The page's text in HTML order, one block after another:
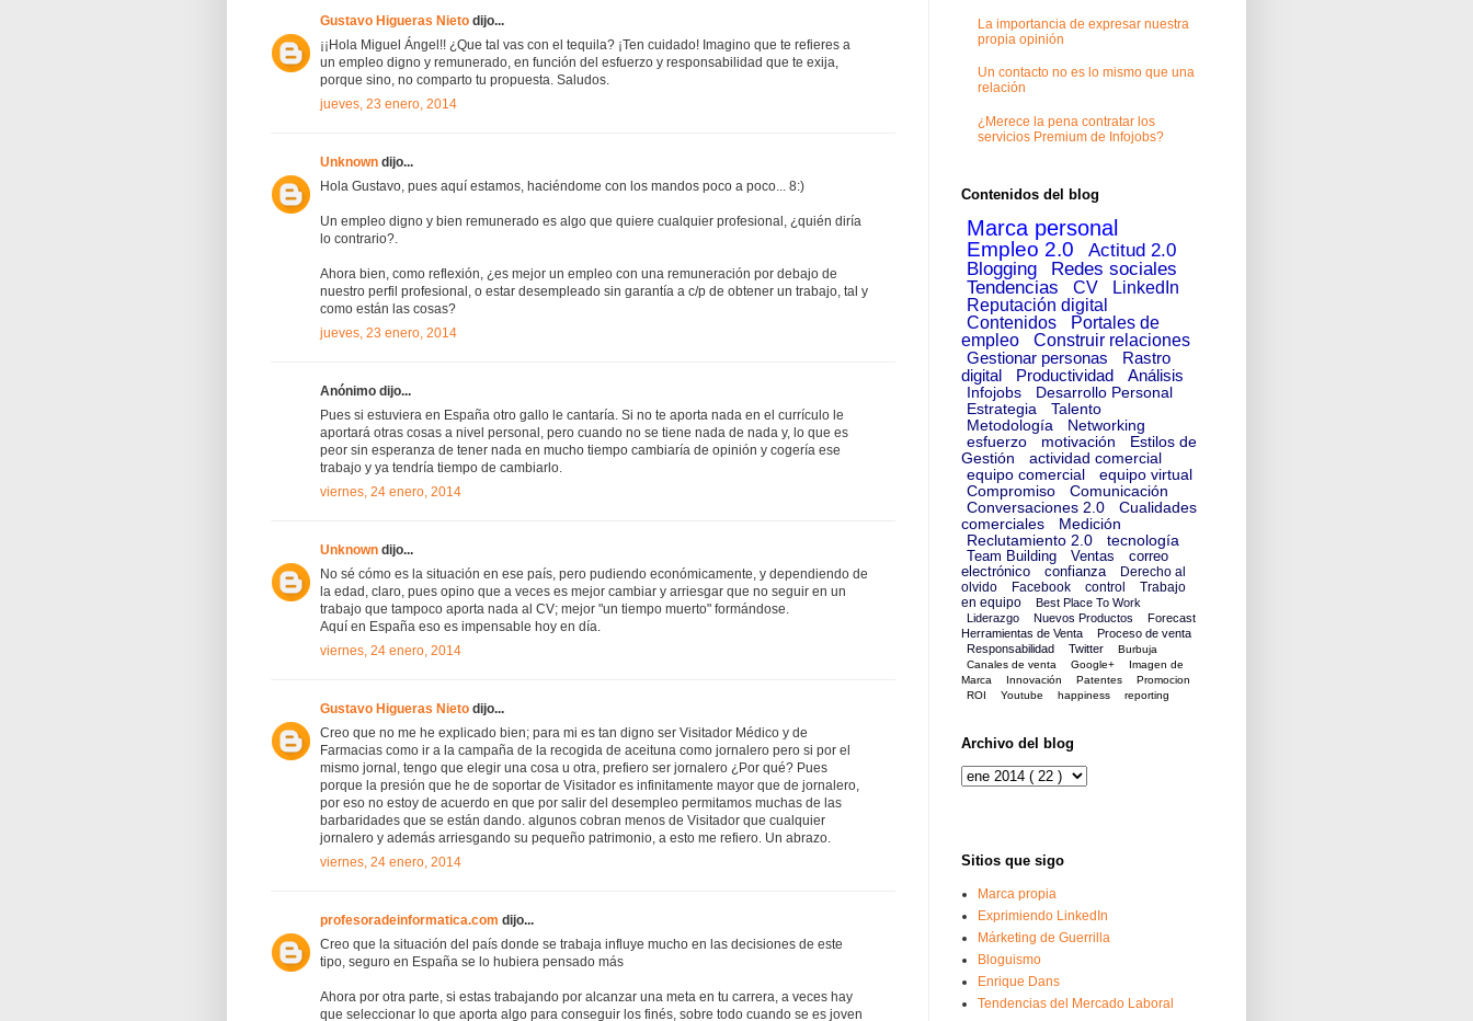
Gustavo Higueras Nieto dijo...
¡¡Hola Miguel Ángel!! ¿Que tal vas con el tequila? ¡Ten cuidado! Imagino que te refieres a
un empleo digno y remunerado, en función del esfuerzo y responsabilidad que te exija,
porque sino, no comparto tu propuesta. Saludos.
jueves, 23 enero, 2014
Unknown dijo...
Hola Gustavo, pues aquí estamos, haciéndome con los mandos poco a poco... 8:)
Un empleo digno y bien remunerado es algo que quiere cualquier profesional, ¿quién diría
lo contrario?.
Ahora bien, como reflexión, ¿es mejor un empleo con una remuneración por debajo de
nuestro perfil profesional, o estar desempleado sin garantía a c/p de obtener un trabajo, tal y
como están las cosas?
jueves, 23 enero, 2014
Anónimo dijo...
Pues si estuviera en España otro gallo le cantaría. Si no te aporta nada en el currículo le
aportará otras cosas a nivel personal, pero cuando no se tiene nada de nada y, lo que es
peor sin esperanza de tener nada en mucho tiempo cambiaría de opinión y cogería ese
trabajo y ya tendría tiempo de cambiarlo.
viernes, 24 enero, 2014
Unknown dijo...
No sé cómo es la situación en ese país, pero pudiendo económicamente, y dependiendo de
la edad, claro, pues opino que a veces es mejor cambiar y arriesgar que no seguir en un
trabajo que tampoco aporta nada al CV; mejor "un tiempo muerto" formándose.
Aquí en España eso es impensable hoy en día.
viernes, 24 enero, 2014
Gustavo Higueras Nieto dijo...
Creo que no me he explicado bien; para mi es tan digno ser Visitador Médico y de
Farmacias como ir a la campaña de la recogida de aceituna como jornalero pero si por el
mismo jornal, tengo que elegir una cosa u otra, prefiero ser jornalero ¿Por qué? Pues
porque la presión que he de soportar de Visitador es infinitamente mayor que de jornalero,
por eso no estoy de acuerdo en que por salir del desempleo permitamos muchas de las
barbaridades que se están dando. algunos cobran menos de Visitador que cualquier
jornalero y además arriesgando su pequeño patrimonio, a esto me refiero. Un abrazo.
viernes, 24 enero, 2014
profesoradeinformatica.com dijo...
Creo que la situación del país donde se trabaja influye mucho en las decisiones de este
tipo, seguro en España se lo hubiera pensado más
Ahora por otra parte, si estas trabajando por alcanzar una meta en tu carrera, a veces hay
que seleccionar lo que aporta algo para conseguir los finés, sobre todo cuando se es joven
La importancia de expresar nuestra
propia opinión
Un contacto no es lo mismo que una
relación
¿Merece la pena contratar los
servicios Premium de Infojobs?
Contenidos del blog
Marca personal
Empleo 2.0
Actitud 2.0
Blogging
Redes sociales
Tendencias
CV
LinkedIn
Reputación digital
Contenidos
Portales de
empleo
Construir relaciones
Gestionar personas
Rastro
digital
Productividad Análisis
Infojobs
Desarrollo Personal
Estrategia
Talento
Metodología
Networking
esfuerzo
motivación
Estilos de
Gestión
actividad comercial
equipo comercial
equipo virtual
Compromiso
Comunicación
Conversaciones 2.0
Cualidades
comerciales
Medición
Reclutamiento 2.0
tecnología
Team Building Ventas
correo
electrónico
confianza
Derecho al
olvido
Facebook control
Trabajo
en equipo
Best Place To Work
Liderazgo
Nuevos Productos
Forecast
Herramientas de Venta
Proceso de venta
Responsabilidad
Twitter
Burbuja
Canales de venta
Google+
Imagen de
Marca
Innovación Patentes
Promocion
ROI
Youtube happiness reporting
Archivo del blog
Sitios que sigo
Marca propia
Exprimiendo LinkedIn
Márketing de Guerrilla
Bloguismo
Enrique Dans
Tendencias del Mercado Laboral